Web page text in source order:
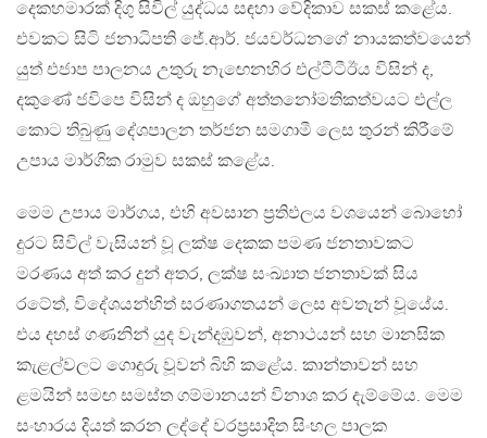
දෙකහමාරක් දිගු සිවිල් යුද්ධය සඳහා වේදිකාව සකස් කළේය.
එවකට සිටි ජනාධිපති ජේ.ආර්. ජයවර්ධනගේ නායකත්වයෙන්
යුත් එජාප පාලනය උතුරු නැඟෙනහිර එල්ටීටීඊය විසින් ද,
දකුණේ ජවිපෙ විසින් ද ඔහුගේ අත්තනෝමතිකත්වයට එල්ල
කොට තිබුණු දේශපාලන තර්ජන සමගාමී ලෙස තුරන් කිරීමේ
උපාය මාර්ගික රාමුව සකස් කළේය.
මෙම උපාය මාර්ගය, එහි අවසාන ප්‍රතිඵලය වශයෙන් බොහෝ
දුරට සිවිල් වැසියන් වූ ලක්ෂ දෙකක පමණ ජනතාවකට
මරණය අත් කර දුන් අතර, ලක්ෂ සංඛ්‍යාත ජනතාවක් සිය
රටේත්, විදේශයන්හිත් සරණාගතයන් ලෙස අවතැන් වූයේය.
එය දහස් ගණනින් යුද වැන්දඹුවන්, අනාථයන් සහ මානසික
කැළල්වලට ගොදුරු වූවන් බිහි කළේය. කාන්තාවන් සහ
ළමයින් සමඟ සමස්ත ගම්මානයන් විනාශ කර දැම්මේය. මෙම
සංහාරය දියත් කරන ලද්දේ වරප්‍රසාදිත සිංහල පාලක